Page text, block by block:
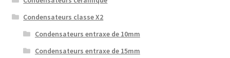
Condensateurs classe X2
Condensateurs entraxe de 10mm
Condensateurs entraxe de 15mm